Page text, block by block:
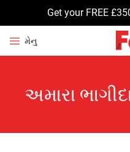
Get your FREE
મેનુ
અમારા